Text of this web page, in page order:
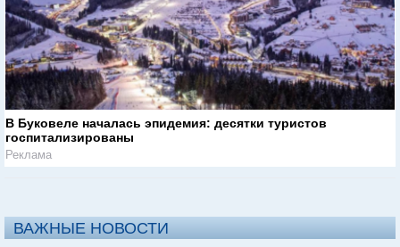
В Буковеле началась эпидемия: десятки туристов
госпитализированы
Реклама
ВАЖНЫЕ НОВОСТИ